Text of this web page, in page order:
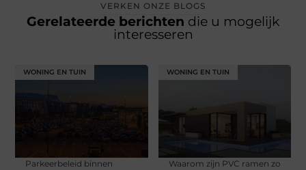
VERKEN ONZE BLOGS
Gerelateerde berichten die u mogelijk
interesseren
WONING EN TUIN
Parkeerbeleid binnen
WONING EN TUIN
Waarom zijn PVC ramen zo